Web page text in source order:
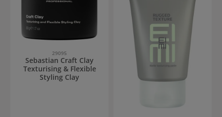
29095
Sebastian Craft Clay
Texturising & Flexible
Styling Clay